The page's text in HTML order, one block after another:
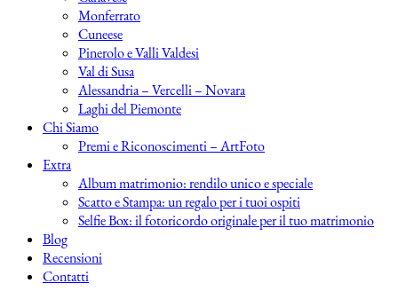
Monferrato
Cuneese
Pinerolo e Valli Valdesi
Val di Susa
Alessandria – Vercelli – Novara
Laghi del Piemonte
Chi Siamo
Premi e Riconoscimenti – ArtFoto
Extra
Album matrimonio: rendilo unico e speciale
Scatto e Stampa: un regalo per i tuoi ospiti
Selfie Box: il fotoricordo originale per il tuo matrimonio
Blog
Recensioni
Contatti